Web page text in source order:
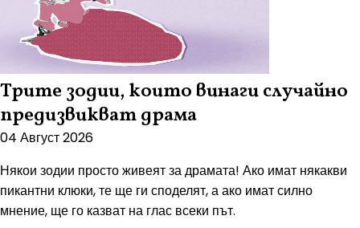
Трите зодии, които винаги случайно
предизвикват драма
04 Август 2026
Някои зодии просто живеят за драмата! Ако имат някакви
пикантни клюки, те ще ги споделят, а ако имат силно
мнение, ще го казват на глас всеки път.